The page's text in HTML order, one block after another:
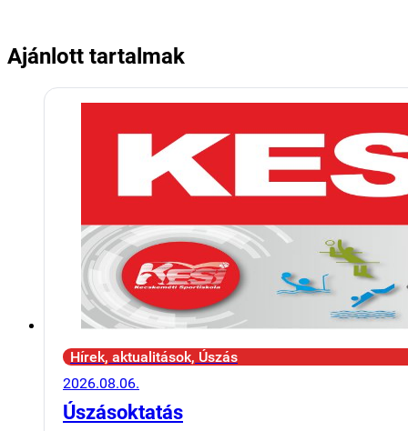
Ajánlott tartalmak
Hírek, aktualitások, Úszás
2026.08.06.
Úszásoktatás